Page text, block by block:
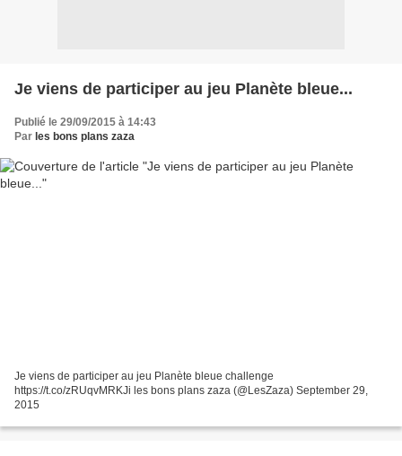
Je viens de participer au jeu Planète bleue...
Publié le 29/09/2015 à 14:43
Par les bons plans zaza
Je viens de participer au jeu Planète bleue challenge
https://t.co/zRUqvMRKJi les bons plans zaza (@LesZaza) September 29,
2015